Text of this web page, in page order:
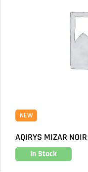
NEW
AQIRYS MIZAR NOIR
In Stock